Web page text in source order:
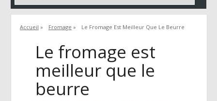
Accueil » Fromage » Le Fromage Est Meilleur Que Le Beurre
Le fromage est
meilleur que le
beurre